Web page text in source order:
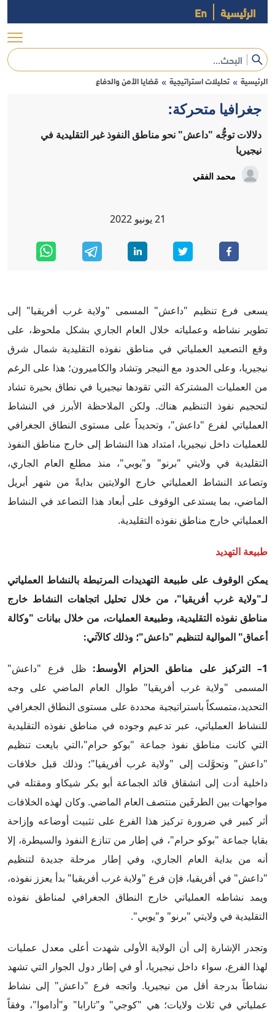
الرئيسية En
الرئيسية » تحليلات استراتيجية » قضايا الأمن والدفاع
جغرافيا متحركة:
دلالات توجُّه "داعش" نحو مناطق النفوذ غير التقليدية في
نيجيريا
محمد الفقي
21 يونيو 2022
يسعى فرع تنظيم "داعش" المسمى "ولاية غرب أفريقيا" إلى
تطوير نشاطه وعملياته خلال العام الجاري بشكل ملحوظ، على
وقع التصعيد العملياتي في مناطق نفوذه التقليدية شمال شرق
نيجيريا، وعلى الحدود مع النيجر وتشاد والكاميرون؛ هذا على الرغم
من العمليات المشتركة التي تقودها نيجيريا في نطاق بحيرة تشاد
لتحجيم نفوذ التنظيم هناك. ولكن الملاحظة الأبرز في النشاط
العملياتي لفرع "داعش"، وتحديداً على مستوى النطاق الجغرافي
للعمليات داخل نيجيريا، امتداد هذا النشاط إلى خارج مناطق النفوذ
التقليدية في ولايتي "برنو" و"يوبي"، منذ مطلع العام الجاري،
وتصاعد النشاط العملياتي خارج الولايتين بدايةً من شهر أبريل
الماضي، بما يستدعى الوقوف على أبعاد هذا التصاعد في النشاط
العملياتي خارج مناطق نفوذه التقليدية.
طبيعة التهديد
يمكن الوقوف على طبيعة التهديدات المرتبطة بالنشاط العملياتي
لـ"ولاية غرب أفريقيا"، من خلال تحليل اتجاهات النشاط خارج
مناطق نفوذه التقليدية، وطبيعة العمليات، من خلال بيانات "وكالة
أعماق" الموالية لتنظيم "داعش"؛ وذلك كالآتي:
1– التركيز على مناطق الحزام الأوسط:
ظل فرع "داعش"
المسمى "ولاية غرب أفريقيا" طوال العام الماضي على وجه
التحديد،متمسكاً باستراتيجية محددة على مستوى النطاق الجغرافي
للنشاط العملياتي، عبر تدعيم وجوده في مناطق نفوذه التقليدية
التي كانت مناطق نفوذ جماعة "بوكو حرام"،التي بايعت تنظيم
"داعش" وتحوَّلت إلى "ولاية غرب أفريقيا"؛ وذلك قبل خلافات
داخلية أدت إلى انشقاق قائد الجماعة أبو بكر شيكاو ومقتله في
مواجهات بين الطرفَين منتصف العام الماضي. وكان لهذه الخلافات
أثر كبير في ضرورة تركيز هذا الفرع على تثبيت أوضاعه وإزاحة
بقايا جماعة "بوكو حرام"، في إطار من تنازع النفوذ والسيطرة، إلا
أنه من بداية العام الجاري، وفي إطار مرحلة جديدة لتنظيم
"داعش" في أفريقيا، فإن فرع "ولاية غرب أفريقيا" بدأ يعزز نفوذه،
ويمد نشاطه العملياتي خارج النطاق الجغرافي لمناطق نفوذه
التقليدية في ولايتي "برنو" و"يوبي".
وتجدر الإشارة إلى أن الولاية الأولى شهدت أعلى معدل عمليات
لهذا الفرع، سواء داخل نيجيريا، أو في إطار دول الجوار التي تشهد
نشاطاً بدرجة أقل من نيجيريا. واتجه فرع "داعش" إلى نشاط
عملياتي في ثلاث ولايات؛ هي "كوجي" و"تارابا" و"أداموا"، وفقاً